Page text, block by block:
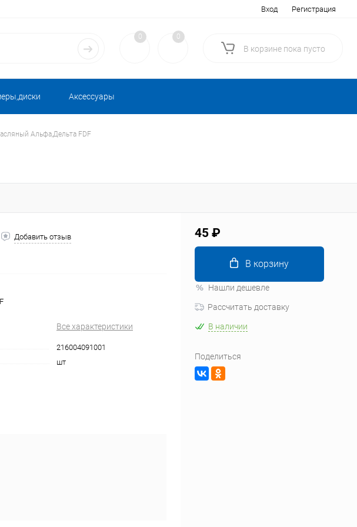
Вход Регистрация
0 0
В корзине пока пусто
Аксессуары
Альфа,Дельта FDF
Добавить отзыв
Все характеристики
216004091001
шт
45 ₽
В корзину
Нашли дешевле
Рассчитать доставку
В наличии
Поделиться